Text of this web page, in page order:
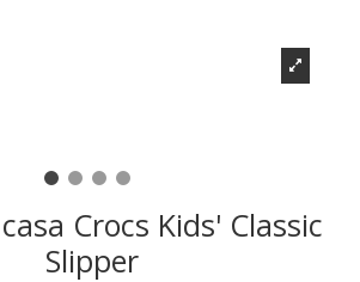
Crocs Kids' Classic
Slipper